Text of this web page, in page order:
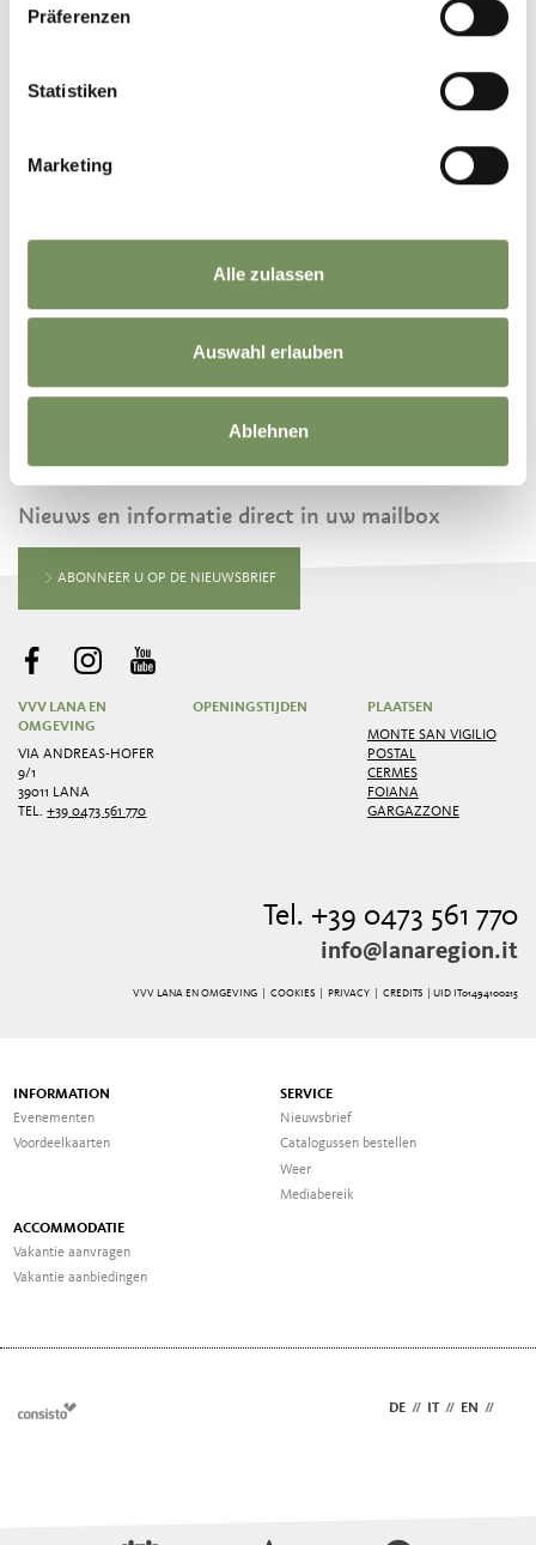
Präferenzen
Statistiken
Marketing
Alle zulassen
Auswahl erlauben
Ablehnen
BLIJF OP DE HOOGTE MET ONS
Nieuws en informatie direct in uw mailbox
ABONNEER U OP DE NIEUWSBRIEF
VVV LANA EN
OMGEVING
VIA ANDREAS-HOFER
9/1
39011 LANA
TEL.+39 0473 561 770
OPENINGSTIJDEN
PLAATSEN
MONTE SAN VIGILIO
POSTAL
CERMES
FOIANA
GARGAZZONE
Tel. +39 0473 561 770
info@lanaregion.it
VVV LANA EN OMGEVING | COOKIES| PRIVACY| CREDITS | UID IT01494100215
INFORMATION
Evenementen
Voordeelkaarten
SERVICE
Nieuwsbrief
Catalogussen bestellen
Weer
Mediabereik
ACCOMMODATIE
Vakantie aanvragen
Vakantie aanbiedingen
DE // IT // EN //